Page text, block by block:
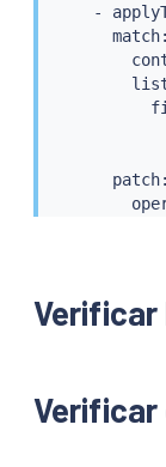
-
      match:
      patch:
-
Verificar
Verificar